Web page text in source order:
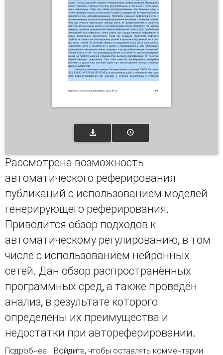
Рассмотрена возможность
автоматического реферирования
публикаций с использованием моделей
генерирующего реферирования.
Приводится обзор подходов к
автоматическому регулированию, в том
числе с использованием нейронных
сетей. Дан обзор распространённых
программных сред, а также проведён
анализ, в результате которого
определены их преимущества и
недостатки при автореферировании.
Подробнее о Анализ возможностей автоматического
Войдите, чтобы оставлять комментарии